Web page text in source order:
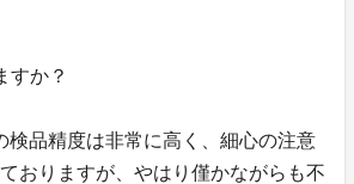
すか？
検品精度は非常に高く、細心の注意
おりますが、やはり僅かながらも不